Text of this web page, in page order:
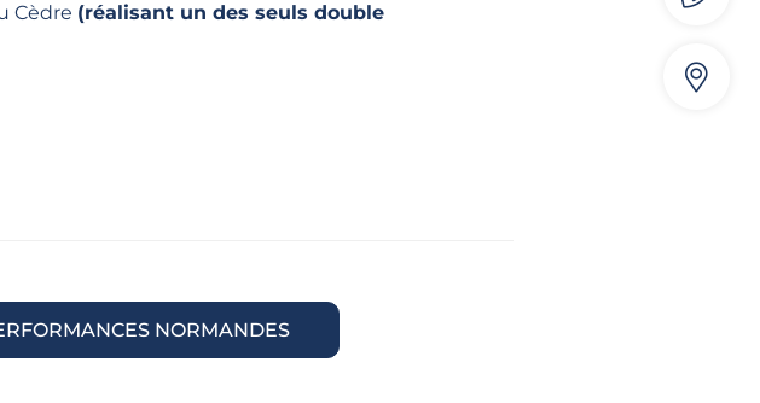
Cèdre (réalisant un des seuls double
NORMANDES